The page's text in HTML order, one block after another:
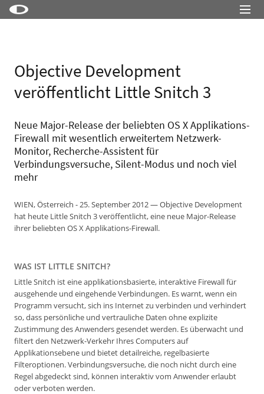
Micro Snitch
LaunchBar
Internet Access Policy Viewer
Mehr Produkte
Shop
Blog
Objective Development
veröffentlicht Little Snitch 3
Neue Major-Release der beliebten OS X Applikations-
Firewall mit wesentlich erweitertem Netzwerk-
Monitor, Recherche-Assistent für
Verbindungsversuche, Silent-Modus und noch viel
mehr
WIEN, Österreich - 25. September 2012 — Objective Development
hat heute Little Snitch 3 veröffentlicht, eine neue Major-Release
ihrer beliebten OS X Applikations-Firewall.
WAS IST LITTLE SNITCH?
Little Snitch ist eine applikationsbasierte, interaktive Firewall für
ausgehende und eingehende Verbindungen. Es warnt, wenn ein
Programm versucht, sich ins Internet zu verbinden und verhindert
so, dass persönliche und vertrauliche Daten ohne explizite
Zustimmung des Anwenders gesendet werden. Es überwacht und
filtert den Netzwerk-Verkehr Ihres Computers auf
Applikationsebene und bietet detailreiche, regelbasierte
Filteroptionen. Verbindungsversuche, die noch nicht durch eine
Regel abgedeckt sind, können interaktiv vom Anwender erlaubt
oder verboten werden.